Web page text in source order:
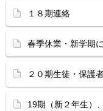
１８期連絡
春季休業・新学期
２０期生徒・保護
19期（新２年生）